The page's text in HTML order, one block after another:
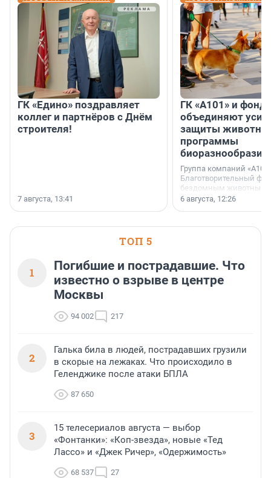
ГК «Едино» поздравляет
коллег и партнёров с Днём
строителя!
7 августа, 13:41
ГК «А101» и фонд
объединяют
защиты
программы
биоразнообразия
Группа компаний
Благотворительный
бездомным животным
заключили соглашение
6 августа, 12:26
ТОП 5
1
Погибшие и пострадавшие. Что
известно о взрыве в центре
Москвы
94 002 217
2
Галька била в людей, пострадавших грузили
в скорые на лежаках. Что происходило в
Геленджике после атаки БПЛА
87 650
3
15 телесериалов августа — выбор
«Фонтанки»: «Коп-звезда», новые «Тед
Лассо» и «Джек Ричер», «Одержимость»
68 537 27